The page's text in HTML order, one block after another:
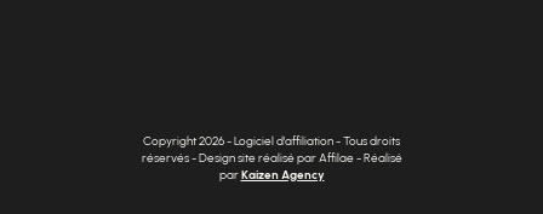
Copyright 2026 - Logiciel d'affiliation - Tous droits
réservés - Design site réalisé par Affilae - Réalisé
parKaizen Agency